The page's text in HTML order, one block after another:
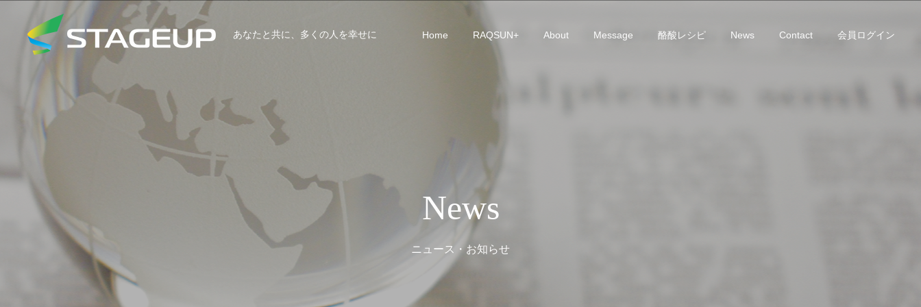
あなたと共に、多くの人を幸せに Home RAQSUN+ About Message 酪酸レシピ News Contact 会員ログイン
News
ニュース・お知らせ